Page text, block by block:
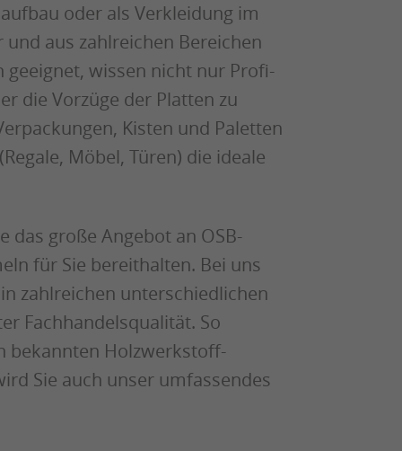
oder als Verkleidung im
aus zahlreichen Bereichen
geeignet, wissen nicht nur Profi-
die Vorzüge der Platten zu
Kisten und Paletten
Möbel, Türen) die ideale
das große Angebot an OSB-
für Sie bereithalten. Bei uns
zahlreichen unterschiedlichen
Fachhandelsqualität. So
bekannten Holzwerkstoff-
Sie auch unser umfassendes